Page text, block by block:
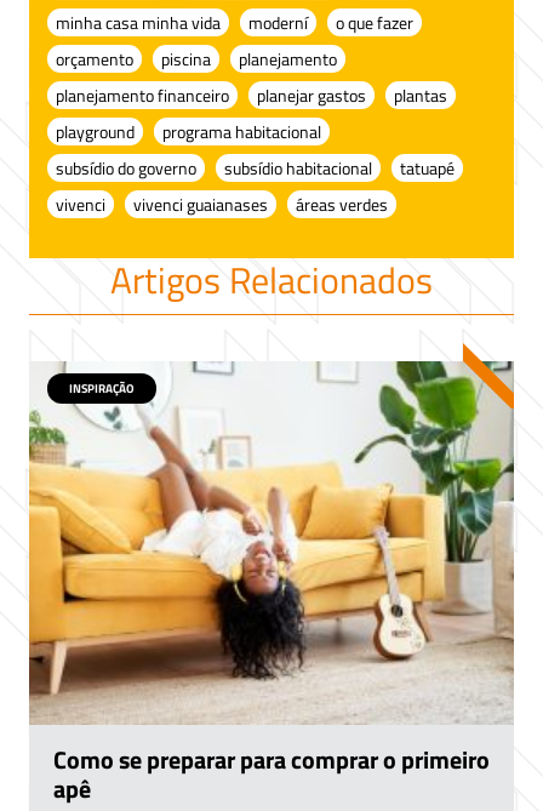
minha casa minha vida
moderní
o que fazer
orçamento
piscina
planejamento
planejamento financeiro
planejar gastos
plantas
playground
programa habitacional
subsídio do governo
subsídio habitacional
tatuapé
vivenci
vivenci guaianases áreas verdes
Artigos Relacionados
Como se preparar para comprar o primeiro
apê
INSPIRAÇÃO